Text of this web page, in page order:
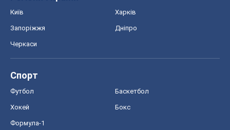
Київ Харків
Запоріжжя Дніпро
Черкаси
Спорт
Футбол Баскетбол
Хокей Бокс
Формула-1